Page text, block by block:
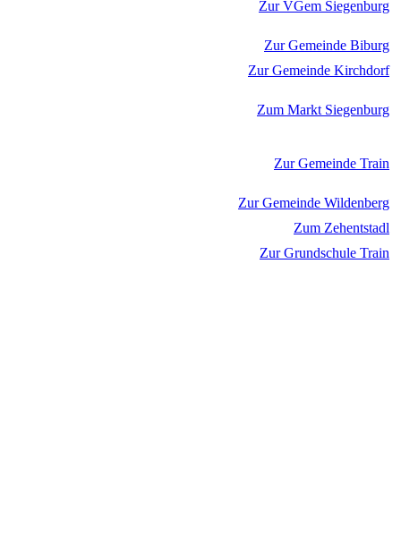
Zur VGem Siegenburg
Zur Gemeinde Biburg
Zur Gemeinde Kirchdorf
Zum Markt Siegenburg
Zur Gemeinde Train
Zur Gemeinde Wildenberg
Zum Zehentstadl
Zur Grundschule Train